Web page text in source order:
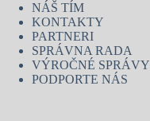
NÁŠ TÍM
KONTAKTY
PARTNERI
SPRÁVNA RADA
VÝROČNÉ SPRÁVY
PODPORTE NÁS